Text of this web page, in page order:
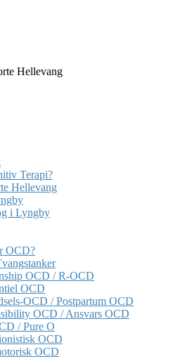
Hellevang
Terapi?
Hellevang
i Lyngby
OCD?
OCD / R-OCD
OCD
OCD / Postpartum OCD
OCD / Ansvars OCD
/ Pure O
OCD
OCD